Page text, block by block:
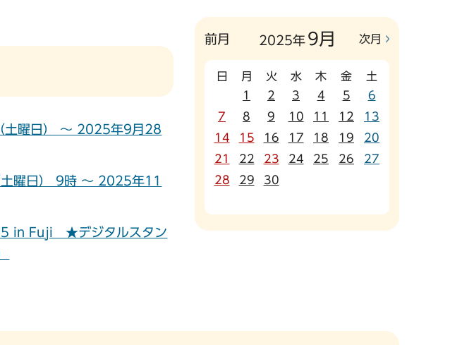
2025年 9月
前月 次月
日 月 火 水 木 金
土
1
2 3 4 5
6
7
8 9 10 11 12
13
14
15 16 17 18 19
20
21
22 23 24 25 26
27
28
29 30
曜日） ～ 2025年9月28
曜日） 9時 ～ 2025年11
in Fuji ★デジタルスタン